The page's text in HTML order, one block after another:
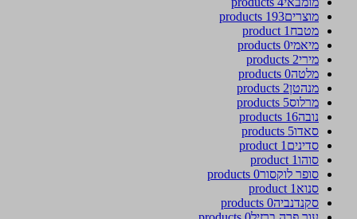
מוצרים193 products
מטבח 1 product
מיאמי0 products
מירי2 products
מלטה0 products
מנהטן2 products
מרלוס5 products
נובה16 products
סאדו5 products
סדינים 1 product
סוהו1 product
סופר לוקסור0 products
סנוא 1 product
סקנדנביה0 products